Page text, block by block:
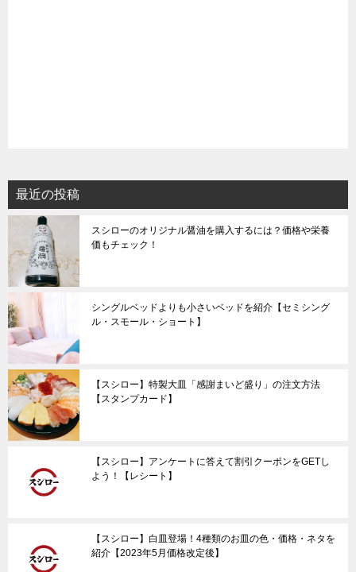
最近の投稿
スシローのオリジナル醤油を購入するには？価格や栄養
価もチェック！
シングルベッドよりも小さいベッドを紹介【セミシング
ル・スモール・ショート】
【スシロー】特製大皿「感謝まいど盛り」の注文方法
【スタンプカード】
【スシロー】アンケートに答えて割引クーポンをGETし
よう！【レシート】
【スシロー】白皿登場！4種類のお皿の色・価格・ネタを
紹介【2023年5月価格改定後】